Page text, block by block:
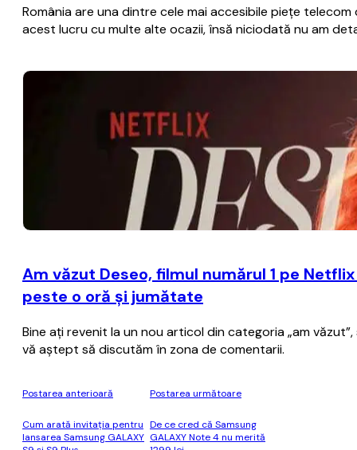
România are una dintre cele mai accesibile pieţe
acest lucru cu multe alte ocazii, însă niciodată nu am
Am văzut Deseo, filmul numărul 1 pe
peste o oră şi jumătate
Bine aţi revenit la un nou articol din categoria „am
vă aştept să discutăm în zona de comentarii.
Postarea anterioară
Cum arată invitația pentru
lansarea Samsung GALAXY
Postarea următoare
De ce cred că Samsung
GALAXY Note 4 nu merită